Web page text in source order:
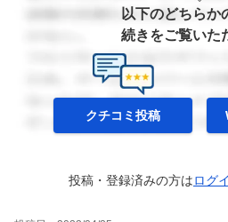
以下のどちらか
続きをご覧いた
クチコミ投稿
投稿・登録済みの方はログ